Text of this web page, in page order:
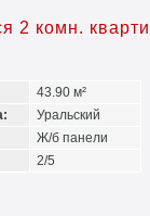
2 комн.
43.90 м²
Уральский
Ж/б панели
2/5